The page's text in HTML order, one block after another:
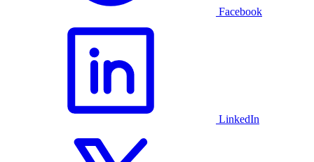
Facebook
LinkedIn